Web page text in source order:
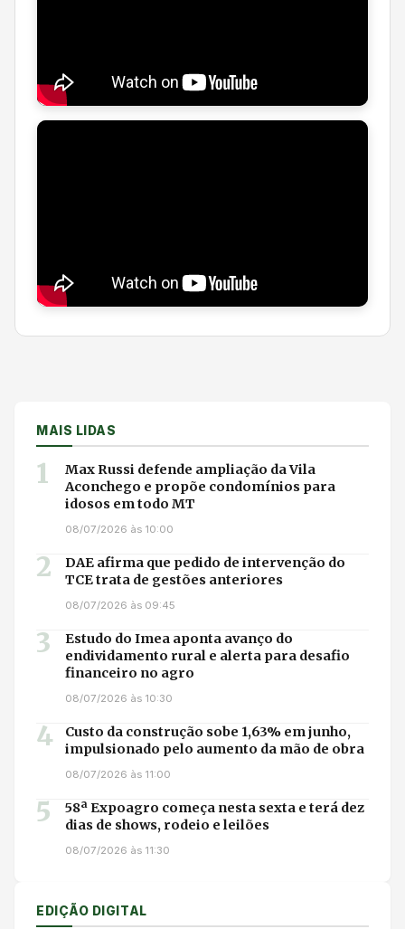
MAIS LIDAS
1
Max Russi defende ampliação da Vila
Aconchego e propõe condomínios para
idosos em todo MT
08/07/2026 às 10:00
2
DAE afirma que pedido de intervenção do
TCE trata de gestões anteriores
08/07/2026 às 09:45
3
Estudo do Imea aponta avanço do
endividamento rural e alerta para desafio
financeiro no agro
08/07/2026 às 10:30
4
Custo da construção sobe 1,63% em junho,
impulsionado pelo aumento da mão de obra
08/07/2026 às 11:00
5
58ª Expoagro começa nesta sexta e terá dez
dias de shows, rodeio e leilões
08/07/2026 às 11:30
EDIÇÃO DIGITAL